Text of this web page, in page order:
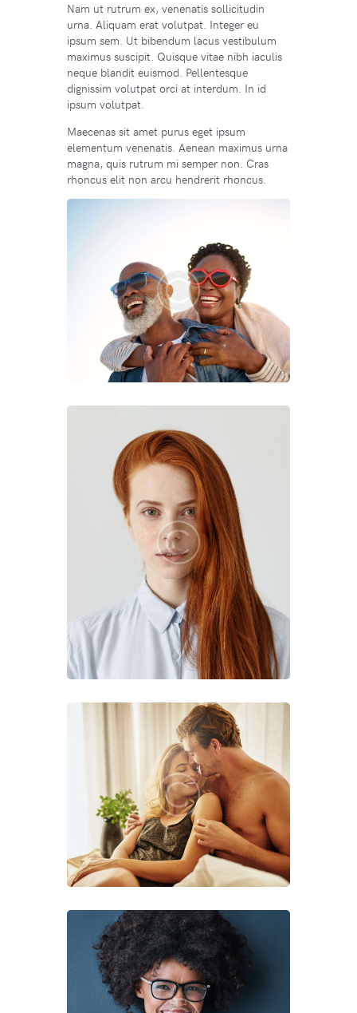
Nam ut rutrum ex, venenatis sollicitudin
urna. Aliquam erat volutpat. Integer eu
ipsum sem. Ut bibendum lacus vestibulum
maximus suscipit. Quisque vitae nibh iaculis
neque blandit euismod. Pellentesque
dignissim volutpat orci at interdum. In id
ipsum volutpat.
Maecenas sit amet purus eget ipsum
elementum venenatis. Aenean maximus urna
magna, quis rutrum mi semper non. Cras
rhoncus elit non arcu hendrerit rhoncus.